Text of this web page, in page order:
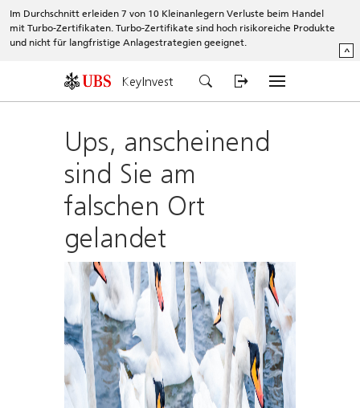
Im Durchschnitt erleiden 7 von 10 Kleinanlegern Verluste beim Handel
mit Turbo-Zertifikaten. Turbo-Zertifikate sind hoch risikoreiche Produkte
und nicht für langfristige Anlagestrategien geeignet.
^
KeyInvest
Ups, anscheinend
sind Sie am
falschen Ort
gelandet